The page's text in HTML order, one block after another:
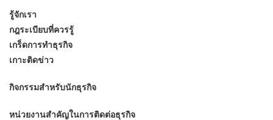
รู้จักเรา
กฎระเบียบที่ควรรู้
เกร็ดการทำธุรกิจ
เกาะติดข่าว
กิจกรรมสำหรับนักธุรกิจ
หน่วยงานสำคัญในการติดต่อธุรกิจ